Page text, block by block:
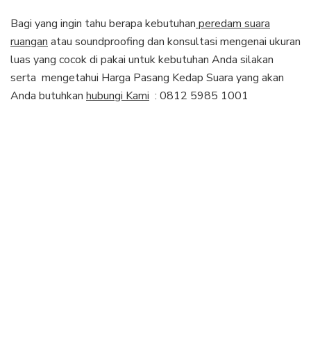
Bagi yang ingin tahu berapa kebutuhan peredam suara
ruangan atau soundproofing dan konsultasi mengenai ukuran
luas yang cocok di pakai untuk kebutuhan Anda silakan
serta mengetahui Harga Pasang Kedap Suara yang akan
Anda butuhkan hubungi Kami : 0812 5985 1001